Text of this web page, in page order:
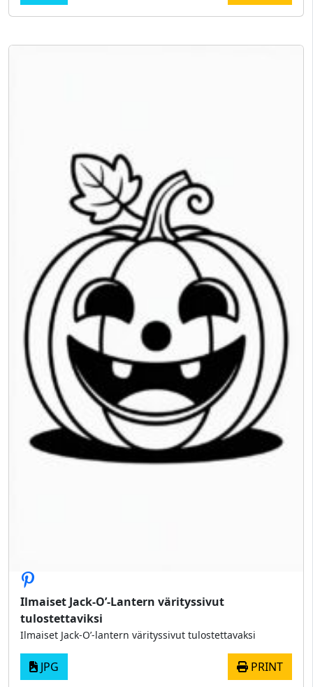
Ilmaiset Jack-O’-Lantern värityssivut
tulostettaviksi
Ilmaiset Jack-O’-lantern värityssivut tulostettavaksi
JPG PRINT